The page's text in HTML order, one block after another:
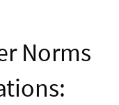
Norms